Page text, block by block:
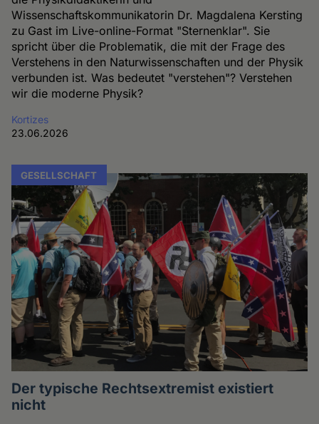
Wissenschaftskommunikatorin Dr. Magdalena Kersting
zu Gast im Live-online-Format "Sternenklar". Sie
spricht über die Problematik, die mit der Frage des
Verstehens in den Naturwissenschaften und der Physik
verbunden ist. Was bedeutet "verstehen"? Verstehen
wir die moderne Physik?
Kortizes
23.06.2026
GESELLSCHAFT
Der typische Rechtsextremist existiert
nicht